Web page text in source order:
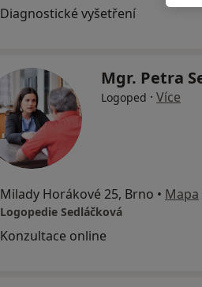
Diagnostické vyšetření
Mgr. Petra
Logoped · Více
Milady Horákové 25, Brno • Mapa
Logopedie Sedláčková
Konzultace online